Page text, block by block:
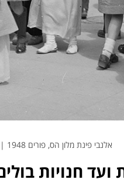
אלנבי פינת מלון הס, פורים 1948 | קרדיט: הארכיון העירוני תל אביב-יפו
חנויות